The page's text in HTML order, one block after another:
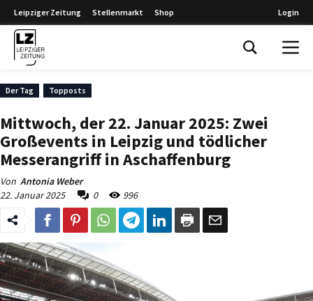
Leipziger Zeitung Stellenmarkt Shop Login
Der Tag Topposts
Mittwoch, der 22. Januar 2025: Zwei
Großevents in Leipzig und tödlicher
Messerangriff in Aschaffenburg
Von Antonia Weber
22. Januar 2025
0 996